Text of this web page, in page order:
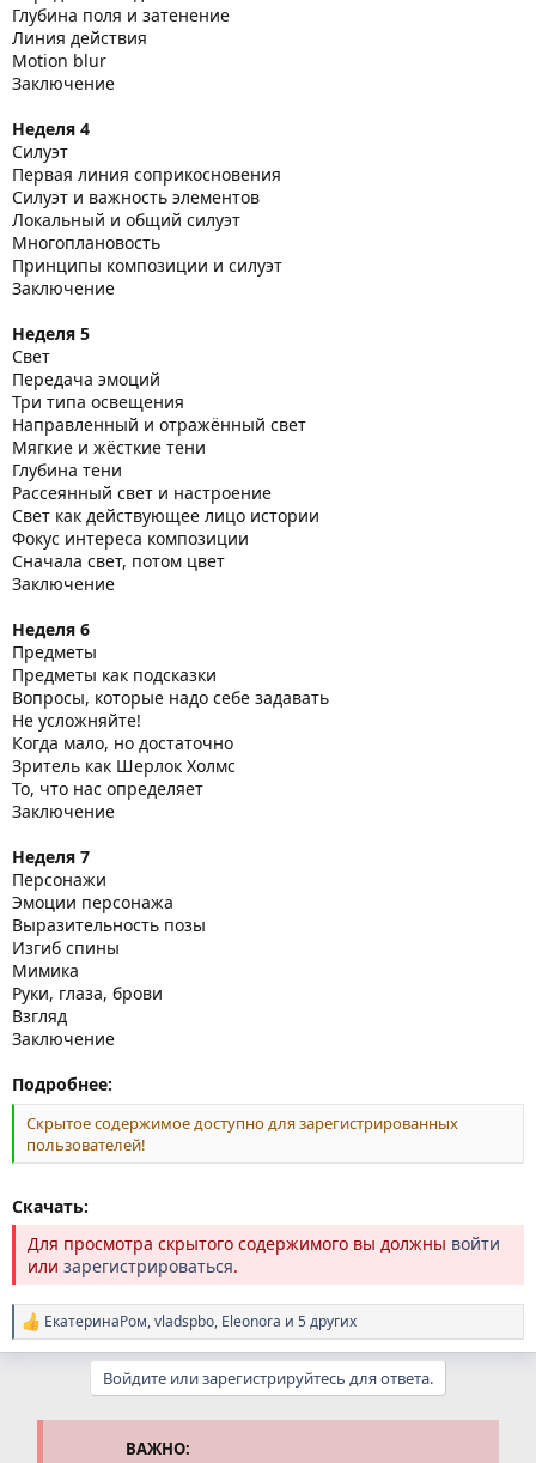
Глубина поля и затенение
Линия действия
Motion blur
Заключение
Неделя 4
Силуэт
Первая линия соприкосновения
Силуэт и важность элементов
Локальный и общий силуэт
Многоплановость
Принципы композиции и силуэт
Заключение
Неделя 5
Свет
Передача эмоций
Три типа освещения
Направленный и отражённый свет
Мягкие и жёсткие тени
Глубина тени
Рассеянный свет и настроение
Свет как действующее лицо истории
Фокус интереса композиции
Сначала свет, потом цвет
Заключение
Неделя 6
Предметы
Предметы как подсказки
Вопросы, которые надо себе задавать
Не усложняйте!
Когда мало, но достаточно
Зритель как Шерлок Холмс
То, что нас определяет
Заключение
Неделя 7
Персонажи
Эмоции персонажа
Выразительность позы
Изгиб спины
Мимика
Руки, глаза, брови
Взгляд
Заключение
Подробнее:
Скрытое содержимое доступно для зарегистрированных
пользователей!
Скачать:
Для просмотра скрытого содержимого вы должны войти
или зарегистрироваться.
Р
е
ЕкатеринаРом,vladspbo, Eleonora и 5 других
Войдите или зарегистрируйтесь для ответа.
ВАЖНО: